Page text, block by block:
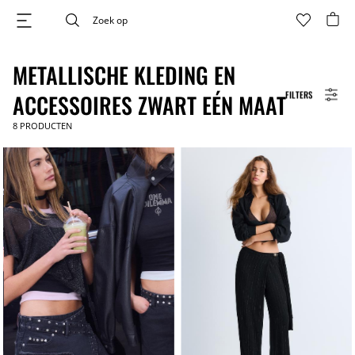
FILTERS
METALLISCHE KLEDING EN
ACCESSOIRES ZWART EÉN MAAT
8 PRODUCTEN